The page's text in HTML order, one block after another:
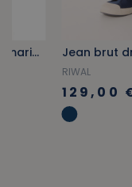
Marinière manches longues bleu marine Jean brut
RIWAL
129,00